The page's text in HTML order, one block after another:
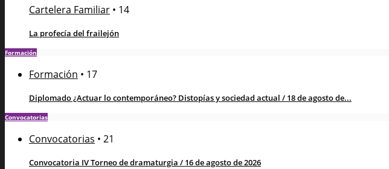
Cartelera Familiar • 14
La profecía del frailejón
Formación
Formación • 17
Diplomado ¿Actuar lo contemporáneo? Distopías y sociedad actual / 18 de agosto de...
Convocatorias
Convocatorias • 21
Convocatoria IV Torneo de dramaturgia / 16 de agosto de 2026